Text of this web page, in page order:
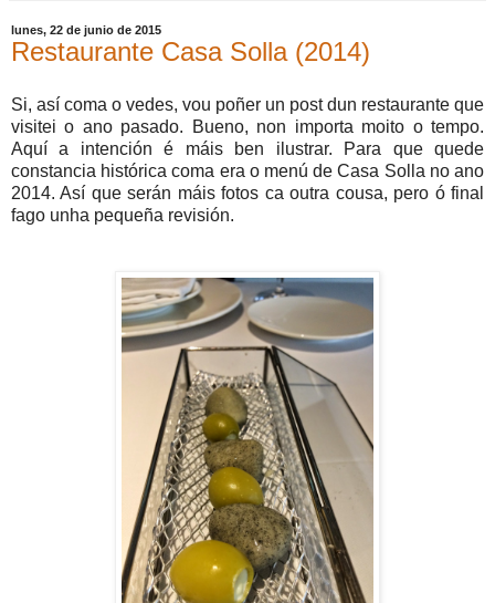
lunes, 22 de junio de 2015
Restaurante Casa Solla (2014)
Si, así coma o vedes, vou poñer un post dun restaurante que
visitei o ano pasado. Bueno, non importa moito o tempo.
Aquí a intención é máis ben ilustrar. Para que quede
constancia histórica coma era o menú de Casa Solla no ano
2014. Así que serán máis fotos ca outra cousa, pero ó final
fago unha pequeña revisión.